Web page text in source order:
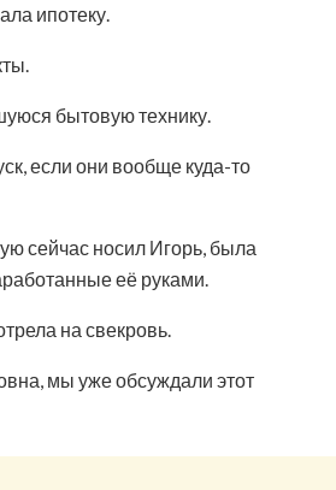
ипотеку.
бытовую технику.
если они вообще куда-то
сейчас носил Игорь, была
её руками.
на свекровь.
мы уже обсуждали этот